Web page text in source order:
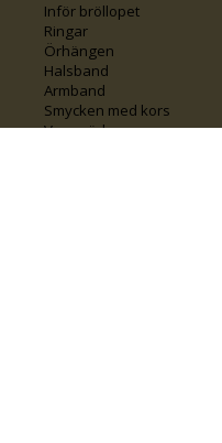
Inför bröllopet
Ringar
Örhängen
Halsband
Armband
Smycken med kors
Varumärken